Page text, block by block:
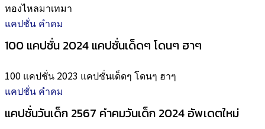
ทองไหลมาเทมา
แคปชั่น คำคม
100 แคปชั่น 2024 แคปชั่นเด็ดๆ โดนๆ ฮาๆ
100 แคปชั่น 2023 แคปชั่นเด็ดๆ โดนๆ ฮาๆ
แคปชั่น คำคม
แคปชั่นวันเด็ก 2567 คำคมวันเด็ก 2024 อัพเดตใหม่